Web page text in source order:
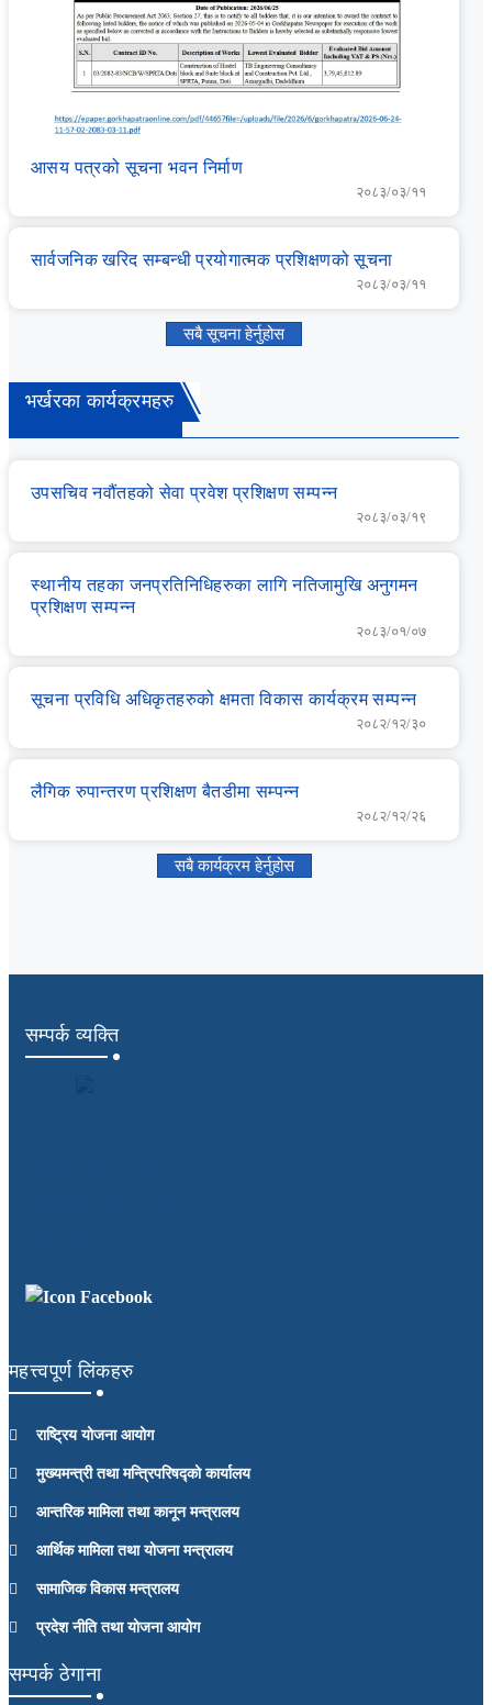
आसय पत्रको सूचना भवन निर्माण
२०८३/०३/११
सार्वजनिक खरिद सम्‍बन्‍धी प्रयोगात्‍मक प्रशिक्षणको सूचना
२०८३/०३/११
सबै सूचना हेर्नुहोस
भर्खरका कार्यक्रमहरु
उपसचिव नवौंतहको सेवा प्रवेश प्रशिक्षण सम्‍पन्‍न
२०८३/०३/१९
स्‍थानीय तहका जनप्रतिनिधिहरुका लागि नतिजामुखि अनुगमन
प्रशिक्षण सम्‍पन्‍न
२०८३/०१/०७
सूचना प्रविधि अधिकृतहरुको क्षमता विकास कार्यक्रम सम्‍पन्‍न
२०८२/१२/३०
लै‌गिक रुपान्‍तरण प्रशिक्षण बैतडीमा सम्‍पन्‍न
२०८२/१२/२६
सबै कार्यक्रम हेर्नुहोस
सम्पर्क व्यक्ति
Facebook
महत्त्वपूर्ण लिंकहरु
राष्ट्रिय योजना आयोग
मुख्यमन्त्री तथा मन्त्रिपरिषद्को कार्यालय
आन्तरिक मामिला तथा कानून मन्त्रालय
आर्थिक मामिला तथा योजना मन्त्रालय
सामाजिक विकास मन्त्रालय
प्रदेश नीति तथा योजना आयोग
सम्पर्क ठेगाना